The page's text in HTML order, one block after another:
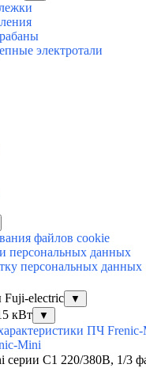
электротали
файлов cookie
персональных данных
персональных данных
Fuji-electric ▼
кВт ▼
ПЧ
Mini
C1 220/380В, 1/3